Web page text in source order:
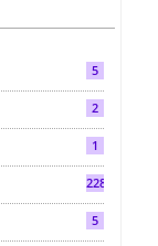
5
2
1
2286
5